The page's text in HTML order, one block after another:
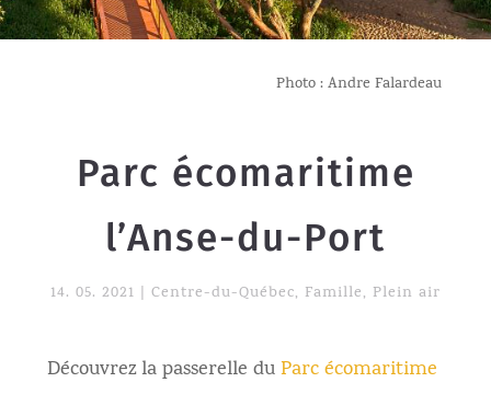
Photo : Andre Falardeau
Parc écomaritime
l’Anse-du-Port
14. 05. 2021 Centre-du-Québec, Famille, Plein air
Découvrez la passerelle duParc écomaritime